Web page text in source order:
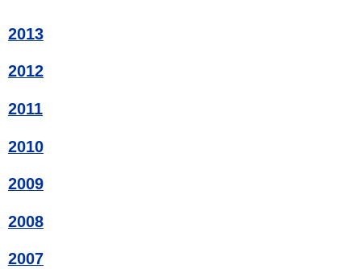
2013
2012
2011
2010
2009
2008
2007